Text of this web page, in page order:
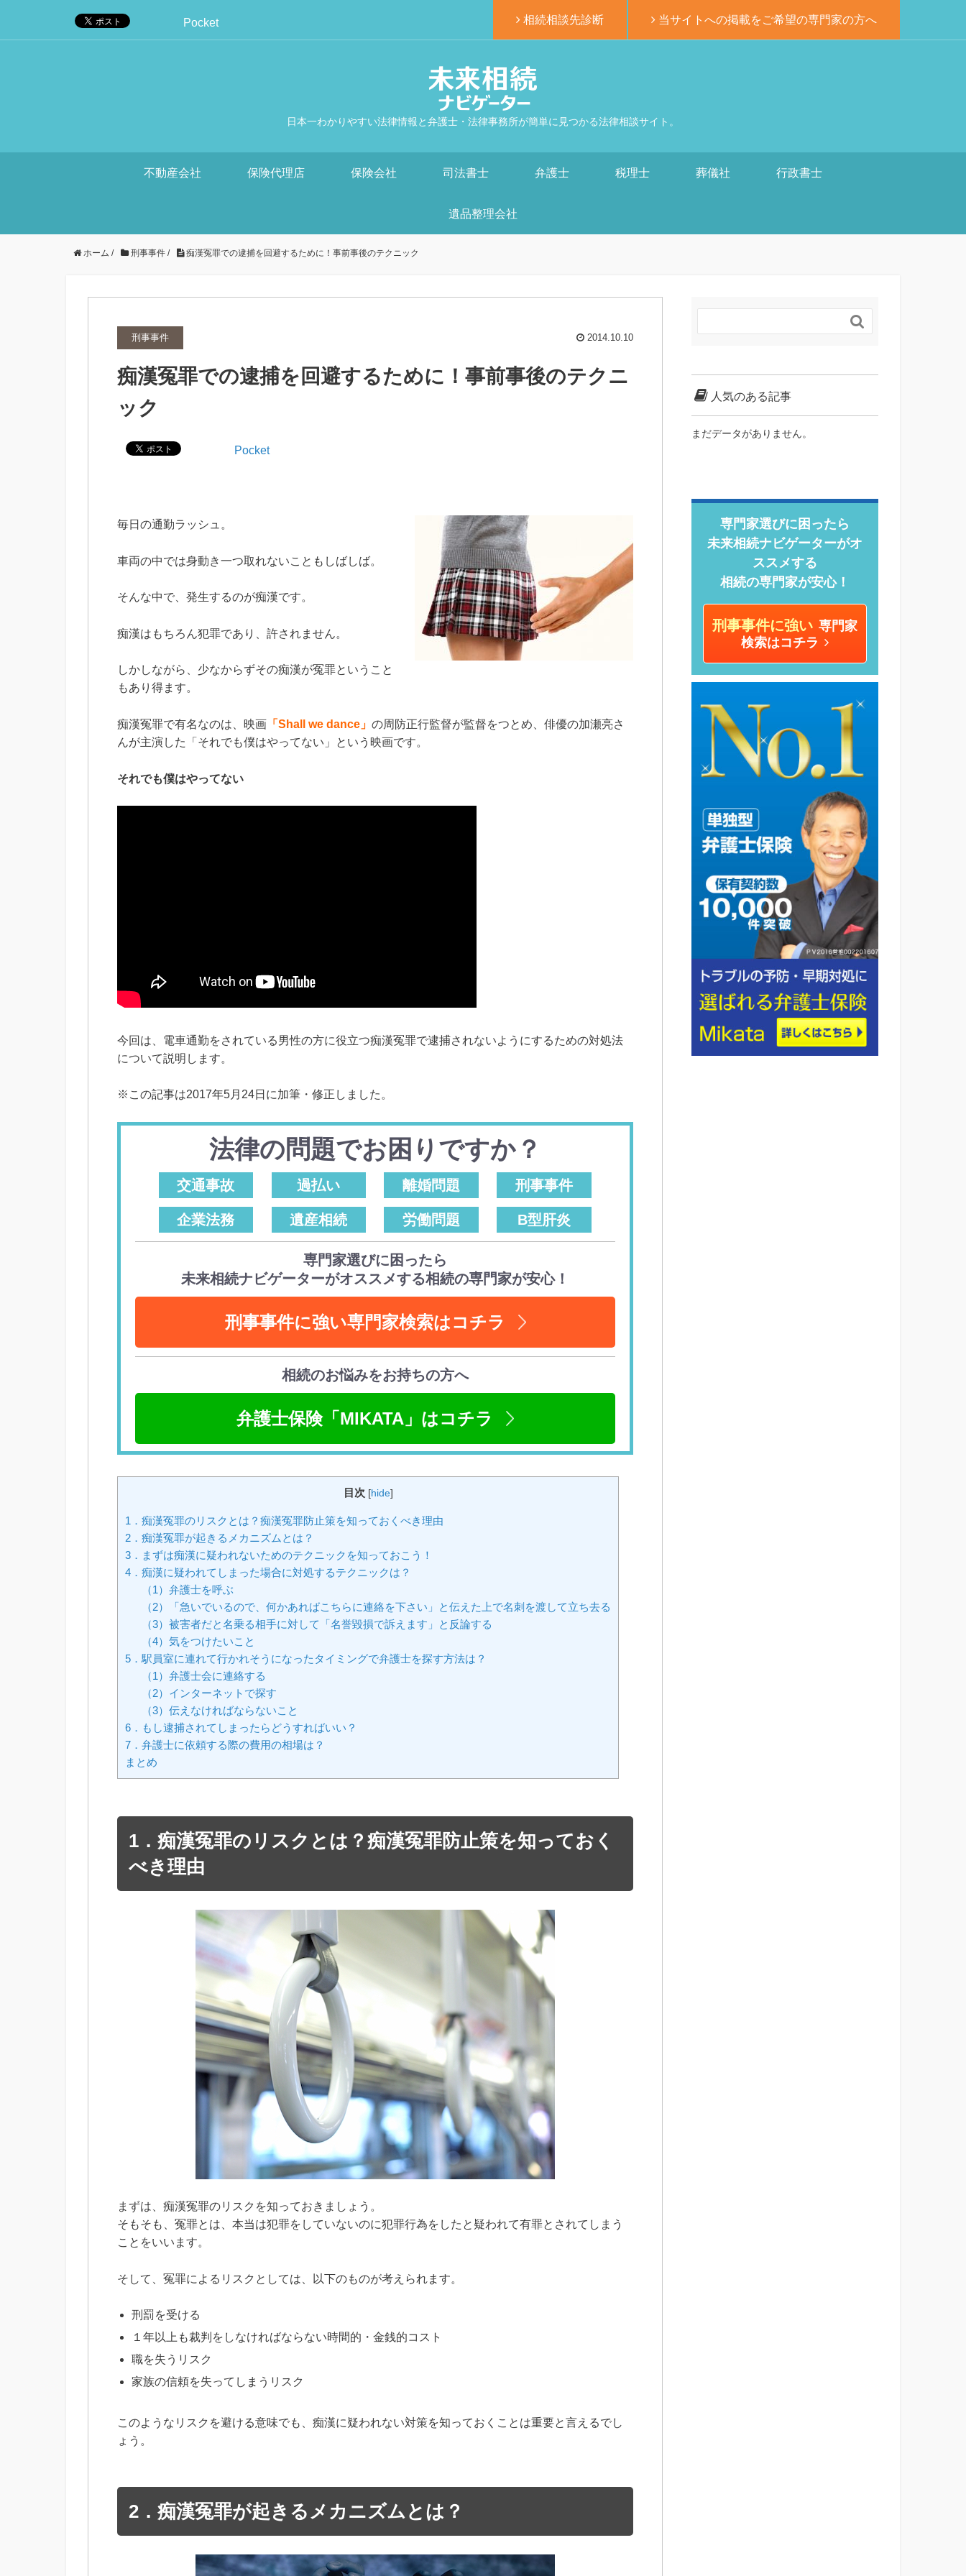
相続相談先診断 当サイトへの掲載をご希望の専門家の方へ
Pocket
日本一わかりやすい法律情報と弁護士・法律事務所が簡単に見つかる法律相談サイト。
不動産会社 保険代理店 保険会社 司法書士 弁護士 税理士 葬儀社 行政書士
遺品整理会社
ホーム / 刑事事件 / 痴漢冤罪での逮捕を回避するために！事前事後のテクニック
刑事事件 2014.10.10
痴漢冤罪での逮捕を回避するために！事前事後のテクニ
ック
Pocket
毎日の通勤ラッシュ。
車両の中では身動き一つ取れないこともしばしば。
そんな中で、発生するのが痴漢です。
痴漢はもちろん犯罪であり、許されません。
しかしながら、少なからずその痴漢が冤罪ということ
もあり得ます。
痴漢冤罪で有名なのは、映画 「Shall we dance」 の周防正行監督が監督をつとめ、俳優の加瀬亮さ
んが主演した「それでも僕はやってない」という映画です。
それでも僕はやってない
今回は、電車通勤をされている男性の方に役立つ痴漢冤罪で逮捕されないようにするための対処法
について説明します。
※この記事は2017年5月24日に加筆・修正しました。
法律の問題でお困りですか？
交通事故 過払い 離婚問題 刑事事件
企業法務 遺産相続 労働問題 B型肝炎
専門家選びに困ったら
未来相続ナビゲーターがオススメする相続の専門家が安心！
刑事事件に強い専門家検索はコチラ
相続のお悩みをお持ちの方へ
弁護士保険「MIKATA」はコチラ
目次 [hide]
1．痴漢冤罪のリスクとは？痴漢冤罪防止策を知っておくべき理由
2．痴漢冤罪が起きるメカニズムとは？
3．まずは痴漢に疑われないためのテクニックを知っておこう！
4．痴漢に疑われてしまった場合に対処するテクニックは？
（1）弁護士を呼ぶ
（2）「急いでいるので、何かあればこちらに連絡を下さい」と伝えた上で名刺を渡して立ち去る
（3）被害者だと名乗る相手に対して「名誉毀損で訴えます」と反論する
（4）気をつけたいこと
5．駅員室に連れて行かれそうになったタイミングで弁護士を探す方法は？
（1）弁護士会に連絡する
（2）インターネットで探す
（3）伝えなければならないこと
6．もし逮捕されてしまったらどうすればいい？
7．弁護士に依頼する際の費用の相場は？
まとめ
1．痴漢冤罪のリスクとは？痴漢冤罪防止策を知っておく
べき理由
まずは、痴漢冤罪のリスクを知っておきましょう。
そもそも、冤罪とは、本当は犯罪をしていないのに犯罪行為をしたと疑われて有罪とされてしまう
ことをいいます。
そして、冤罪によるリスクとしては、以下のものが考えられます。
刑罰を受ける
１年以上も裁判をしなければならない時間的・金銭的コスト
職を失うリスク
家族の信頼を失ってしまうリスク
このようなリスクを避ける意味でも、痴漢に疑われない対策を知っておくことは重要と言えるでし
ょう。
2．痴漢冤罪が起きるメカニズムとは？

人気のある記事
まだデータがありません。
専門家選びに困ったら
未来相続ナビゲーターがオ
ススメする
相続の専門家が安心！
刑事事件に強い 専門家
検索はコチラ